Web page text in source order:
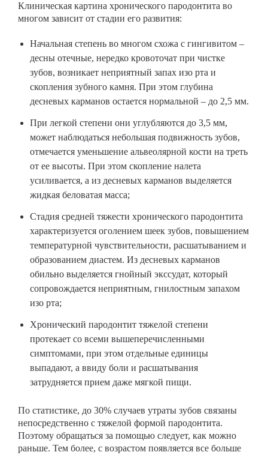
Клиническая картина хронического пародонтита во
многом зависит от стадии его развития:
Начальная степень во многом схожа с гингивитом –
десны отечные, нередко кровоточат при чистке
зубов, возникает неприятный запах изо рта и
скопления зубного камня. При этом глубина
десневых карманов остается нормальной – до 2,5 мм.
При легкой степени они углубляются до 3,5 мм,
может наблюдаться небольшая подвижность зубов,
отмечается уменьшение альвеолярной кости на треть
от ее высоты. При этом скопление налета
усиливается, а из десневых карманов выделяется
жидкая беловатая масса;
Стадия средней тяжести хронического пародонтита
характеризуется оголением шеек зубов, повышением
температурной чувствительности, расшатыванием и
образованием диастем. Из десневых карманов
обильно выделяется гнойный экссудат, который
сопровождается неприятным, гнилостным запахом
изо рта;
Хронический пародонтит тяжелой степени
протекает со всеми вышеперечисленными
симптомами, при этом отдельные единицы
выпадают, а ввиду боли и расшатывания
затрудняется прием даже мягкой пищи.
По статистике, до 30% случаев утраты зубов связаны
непосредственно с тяжелой формой пародонтита.
Поэтому обращаться за помощью следует, как можно
раньше. Тем более, с возрастом появляется все больше